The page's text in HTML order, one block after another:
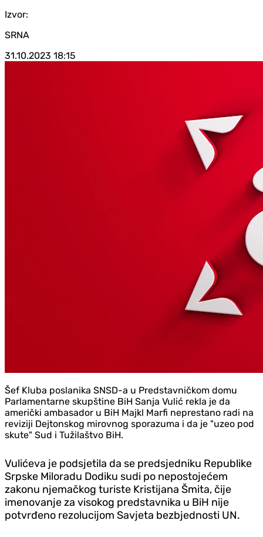
Izvor:
SRNA
31.10.2023 18:15
Šef Kluba poslanika SNSD-a u Predstavničkom domu
Parlamentarne skupštine BiH Sanja Vulić rekla je da
američki ambasador u BiH Majkl Marfi neprestano radi na
reviziji Dejtonskog mirovnog sporazuma i da je "uzeo pod
skute" Sud i Tužilaštvo BiH.
Vulićeva je podsjetila da se predsjedniku Republike
Srpske Miloradu Dodiku sudi po nepostojećem
zakonu njemačkog turiste Kristijana Šmita, čije
imenovanje za visokog predstavnika u BiH nije
potvrđeno rezolucijom Savjeta bezbjednosti UN.